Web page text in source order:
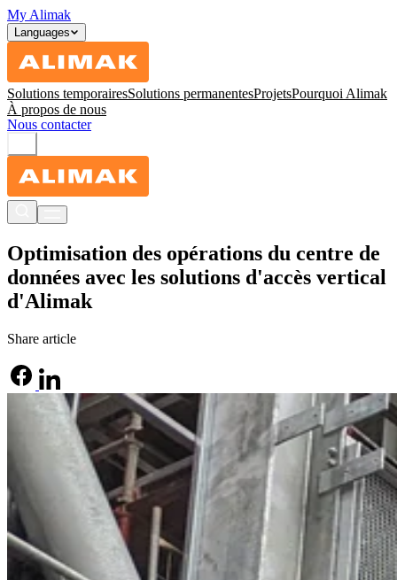
My Alimak
Languages
Solutions temporairesSolutions permanentesProjetsPourquoi Alimak
À propos de nous
Nous contacter
Optimisation des opérations du centre de
données avec les solutions d'accès vertical
d'Alimak
Share article